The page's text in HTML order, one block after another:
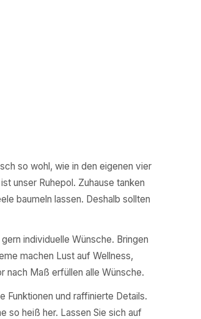
so wohl, wie in den eigenen vier
unser Ruhepol. Zuhause tanken
baumeln lassen. Deshalb sollten
individuelle Wünsche. Bringen
machen Lust auf Wellness,
nach Maß erfüllen alle Wünsche.
Funktionen und raffinierte Details.
so heiß her. Lassen Sie sich auf